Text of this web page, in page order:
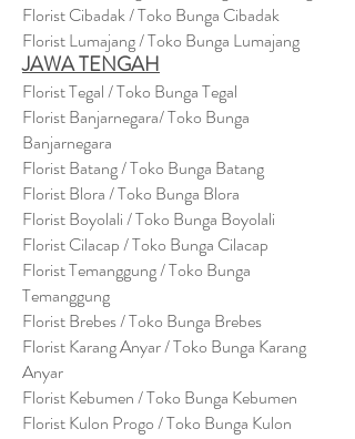
Florist Cibadak / Toko Bunga Cibadak
Florist Lumajang / Toko Bunga Lumajang
JAWA TENGAH
Florist Tegal / Toko Bunga Tegal
Florist Banjarnegara/ Toko Bunga
Banjarnegara
Florist Batang / Toko Bunga Batang
Florist Blora / Toko Bunga Blora
Florist Boyolali / Toko Bunga Boyolali
Florist Cilacap / Toko Bunga Cilacap
Florist Temanggung / Toko Bunga
Temanggung
Florist Brebes / Toko Bunga Brebes
Florist Karang Anyar / Toko Bunga Karang
Anyar
Florist Kebumen / Toko Bunga Kebumen
Florist Kulon Progo / Toko Bunga Kulon